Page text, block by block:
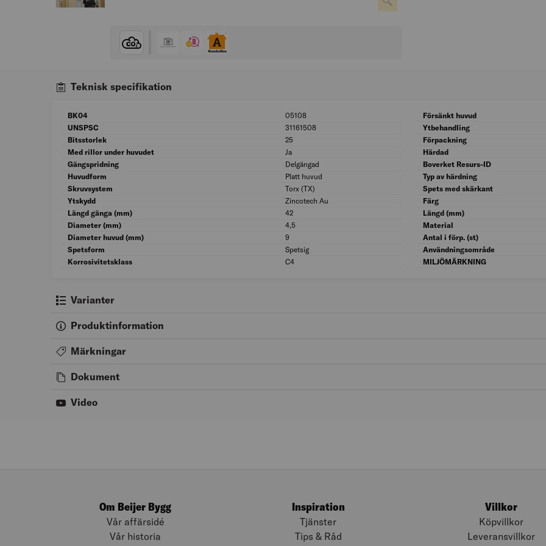
Teknisk specifikation
BK04 05108
BK04: 05108
UNSPSC
31161508
UNSPSC: 31161508
Bitsstorlek
25
Bitsstorlek: 25
Med rillor under huvudet
Ja
Med rillor under huvudet: Ja
Gängspridning
Delgängad
Gängspridning: Delgängad
Huvudform
Platt huvud
Huvudform: Platt huvud
Skruvsystem
Torx (TX)
Skruvsystem: Torx (TX)
Ytskydd
Zincotech Au
Ytskydd: Zincotech Au
Längd gänga (mm)
42
Längd gänga (mm): 42
Diameter (mm)
4,5
Diameter (mm): 4,5
Diameter huvud (mm)
9
Diameter huvud (mm): 9
Spetsform
Spetsig
Spetsform: Spetsig
Korrosivitetsklass
C4 Korrosivitetsklass: C4
Försänkt huvud
Ytbehandling
Förpackning
Härdad
Boverket Resurs-ID
Typ av härdning
Spets med skärkant
Färg
Längd (mm)
Material
Antal i förp. (st)
Användningsområde
MILJÖMÄRKNING
Varianter
Produktinformation
Märkningar
Dokument
Video
Om Beijer Bygg
Vår affärsidé
Vår historia
Inspiration
Tjänster
Tips & Råd
Villkor
Köpvillkor
Leveransvillkor